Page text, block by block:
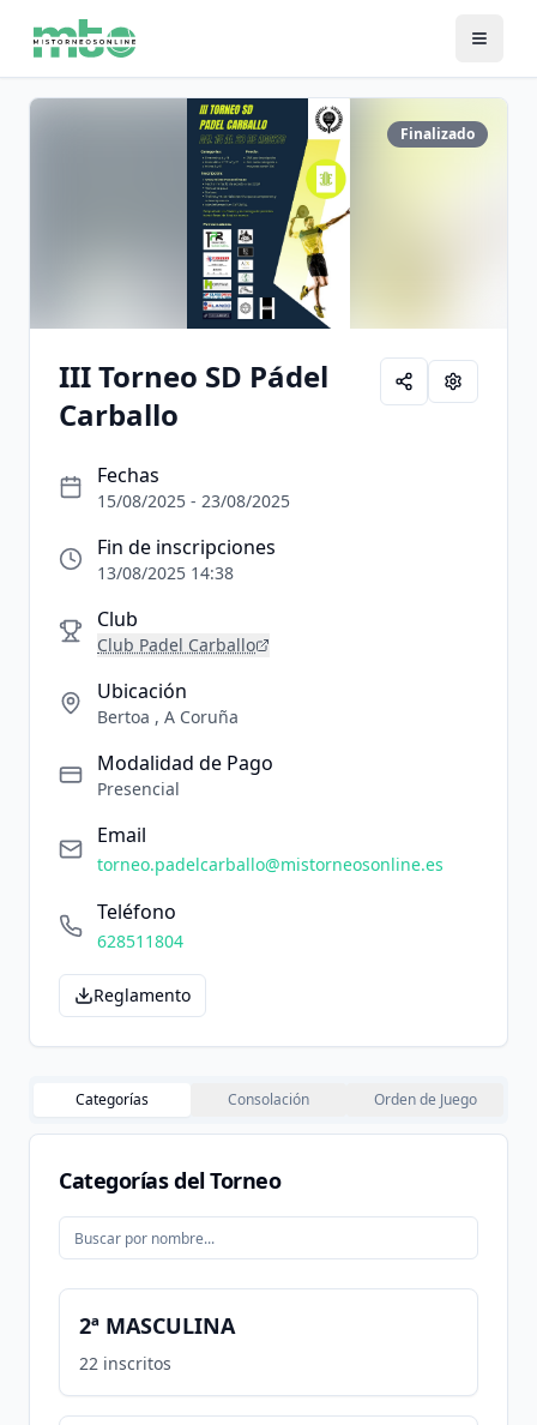
Finalizado
III Torneo SD Pádel
Carballo
Fechas
15/08/2025 - 23/08/2025
Fin de inscripciones
13/08/2025 14:38
Club
Club Padel Carballo
Ubicación
Bertoa , A Coruña
Modalidad de Pago
Presencial
Email
torneo.padelcarballo@mistorneosonline.es
Teléfono
628511804
Reglamento
Categorías Consolación Orden de Juego
Categorías del Torneo
2ª MASCULINA
22 inscritos